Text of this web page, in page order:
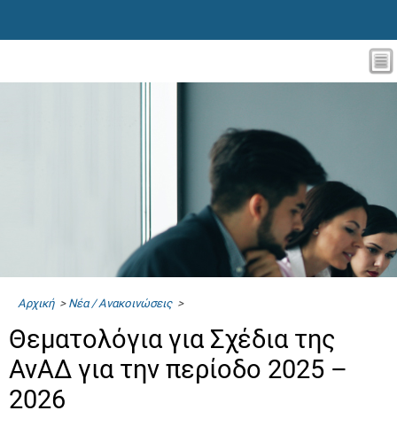
Αρχική> Νέα / Ανακοινώσεις>
Θεματολόγια για Σχέδια της
ΑνΑΔ για την περίοδο 2025 –
2026